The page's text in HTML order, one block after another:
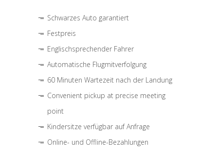
Schwarzes Auto garantiert
Festpreis
Englischsprechender Fahrer
Automatische Flugmitverfolgung
60 Minuten Wartezeit nach der Landung
Convenient pickup at precise meeting
point
Kindersitze verfügbar auf Anfrage
Online- und Offline-Bezahlungen